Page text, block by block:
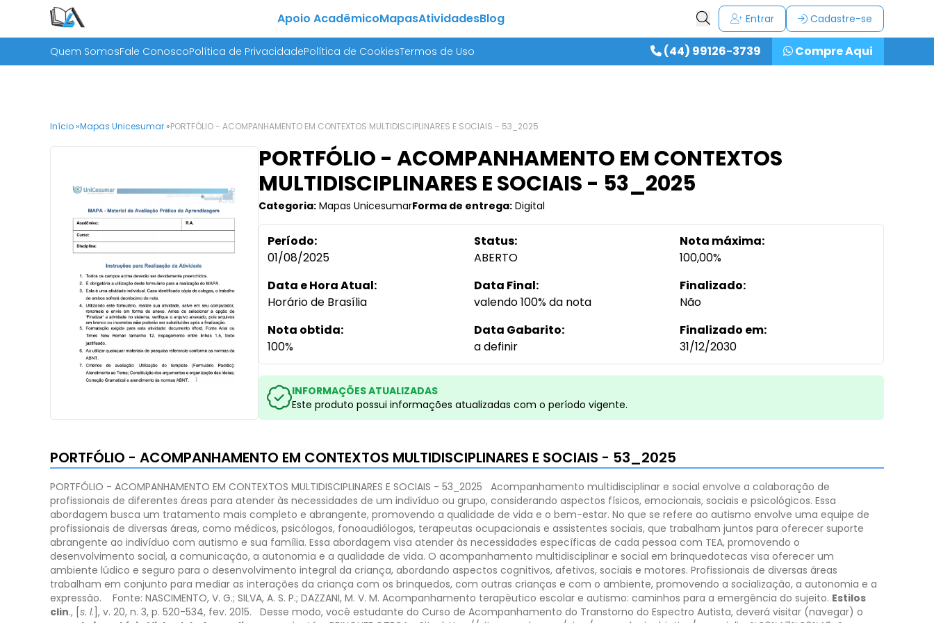
Apoio AcadêmicoMapasAtividadesBlog Entrar Cadastre-se
Quem SomosFale ConoscoPolítica de PrivacidadePolítica de CookiesTermos de Uso (44) 99126-3739 Compre Aqui
Início »Mapas Unicesumar »PORTFÓLIO - ACOMPANHAMENTO EM CONTEXTOS MULTIDISCIPLINARES E SOCIAIS - 53_2025
PORTFÓLIO - ACOMPANHAMENTO EM CONTEXTOS
MULTIDISCIPLINARES E SOCIAIS - 53_2025
Categoria: Mapas UnicesumarForma de entrega: Digital
Período:
01/08/2025
Status:
ABERTO
Nota máxima:
100,00%
Data e Hora Atual:
Horário de Brasília
Data Final:
valendo 100% da nota
Finalizado:
Não
Nota obtida:
100%
Data Gabarito:
a definir
Finalizado em:
31/12/2030
INFORMAÇÕES ATUALIZADAS
Este produto possui informações atualizadas com o período vigente.
PORTFÓLIO - ACOMPANHAMENTO EM CONTEXTOS MULTIDISCIPLINARES E SOCIAIS - 53_2025
PORTFÓLIO - ACOMPANHAMENTO EM CONTEXTOS MULTIDISCIPLINARES E SOCIAIS - 53_2025
Acompanhamento multidisciplinar e social envolve a colaboração de
profissionais de diferentes áreas para atender às necessidades de um indivíduo ou grupo, considerando aspectos físicos, emocionais, sociais e psicológicos. Essa
abordagem busca um tratamento mais completo e abrangente, promovendo a qualidade de vida e o bem-estar. No que se refere ao autismo envolve uma equipe de
profissionais de diversas áreas, como médicos, psicólogos, fonoaudiólogos, terapeutas ocupacionais e assistentes sociais, que trabalham juntos para oferecer suporte
abrangente ao indivíduo com autismo e sua família. Essa abordagem visa atender às necessidades específicas de cada pessoa com TEA, promovendo o
desenvolvimento social, a comunicação, a autonomia e a qualidade de vida. O acompanhamento multidisciplinar e social em brinquedotecas visa oferecer um
ambiente lúdico e seguro para o desenvolvimento integral da criança, abordando aspectos cognitivos, afetivos, sociais e motores. Profissionais de diversas áreas
trabalham em conjunto para mediar as interações da criança com os brinquedos, com outras crianças e com o ambiente, promovendo a socialização, a autonomia e a
expressão.
Fonte: NASCIMENTO, V. G.; SILVA, A. S. P.; DAZZANI, M. V. M. Acompanhamento terapêutico escolar e autismo: caminhos para a emergência do sujeito. Estilos
clin., [ s. l.], v. 20, n. 3, p. 520-534, fev. 2015.
Desse modo, você estudante do Curso de Acompanhamento do Transtorno do Espectro Autista, deverá visitar (navegar) o